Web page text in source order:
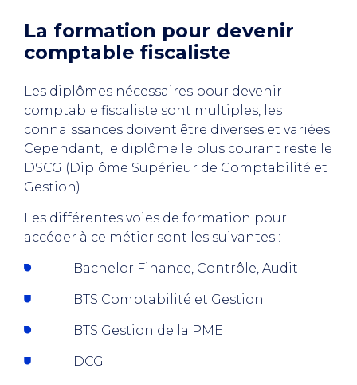
La formation pour devenir
comptable fiscaliste
Les diplômes nécessaires pour devenir
comptable fiscaliste sont multiples, les
connaissances doivent être diverses et variées.
Cependant, le diplôme le plus courant reste le
DSCG (Diplôme Supérieur de Comptabilité et
Gestion)
Les différentes voies de formation pour
accéder à ce métier sont les suivantes :
Bachelor Finance, Contrôle, Audit
BTS Comptabilité et Gestion
BTS Gestion de la PME
DCG